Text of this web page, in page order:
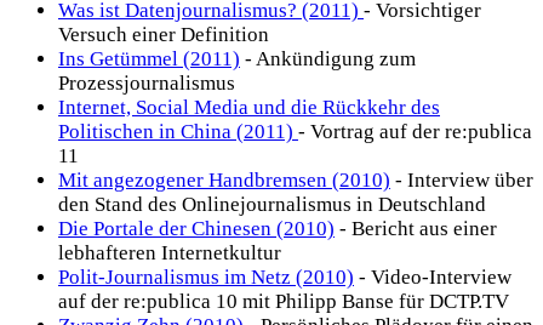
Was ist Datenjournalismus? (2011) - Vorsichtiger
Versuch einer Definition
Ins Getümmel (2011) - Ankündigung zum
Prozessjournalismus
Internet, Social Media und die Rückkehr des
Politischen in China (2011) - Vortrag auf der re:publica
11
Mit angezogener Handbremsen (2010) - Interview über
den Stand des Onlinejournalismus in Deutschland
Die Portale der Chinesen (2010) - Bericht aus einer
lebhafteren Internetkultur
Polit-Journalismus im Netz (2010) - Video-Interview
auf der re:publica 10 mit Philipp Banse für DCTP.TV